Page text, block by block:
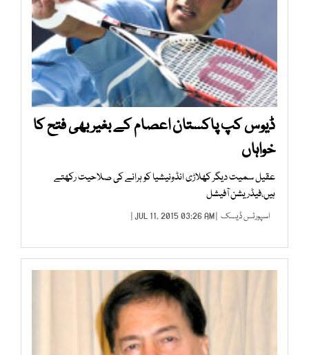
ڈیوس کپ پاکستان اعصام کے بغیر بھی فتح کا
خواہاں
عقیل سمیت دیگر کھلاڑی انڈونیشیا کو ہرانے کی صلاحیت رکھتے
ہیں،فیڈریشن آفیشل
اسپورٹس ڈیسک | JUL 11, 2015 03:26 AM |